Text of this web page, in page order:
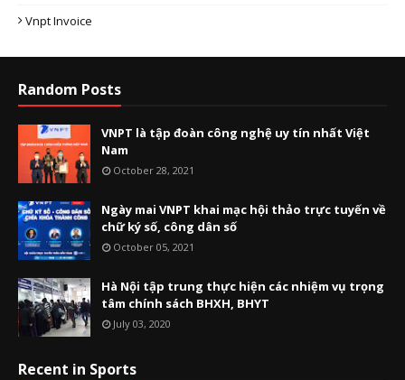
Vnpt Invoice
Random Posts
VNPT là tập đoàn công nghệ uy tín nhất Việt
Nam
October 28, 2021
Ngày mai VNPT khai mạc hội thảo trực tuyến về
chữ ký số, công dân số
October 05, 2021
Hà Nội tập trung thực hiện các nhiệm vụ trọng
tâm chính sách BHXH, BHYT
July 03, 2020
Recent in Sports